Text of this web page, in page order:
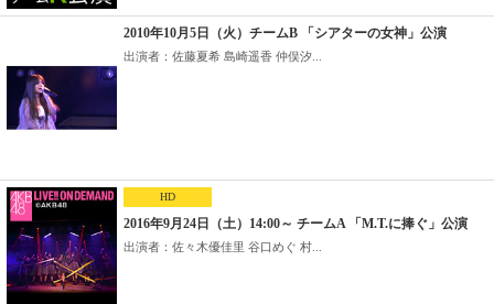
2010年10月5日（火）チームB 「シアターの女神」公演
出演者：佐藤夏希 島崎遥香 仲俣汐...
HD
2016年9月24日（土）14:00～ チームA 「M.T.に捧ぐ」公演
出演者：佐々木優佳里 谷口めぐ 村...